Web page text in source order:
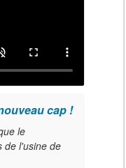
cap !
le
de l'usine de